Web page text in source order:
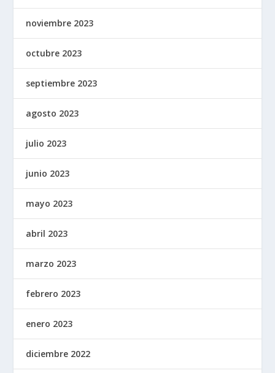
noviembre 2023
octubre 2023
septiembre 2023
agosto 2023
julio 2023
junio 2023
mayo 2023
abril 2023
marzo 2023
febrero 2023
enero 2023
diciembre 2022